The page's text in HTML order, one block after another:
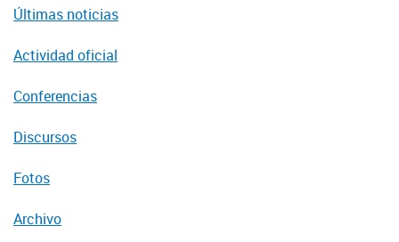
Últimas noticias
Actividad oficial
Conferencias
Discursos
Fotos
Archivo